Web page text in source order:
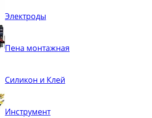
Электроды
Пена монтажная
Силикон и Клей
Инструмент